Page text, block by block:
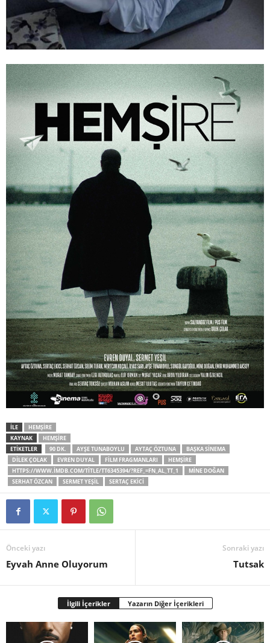
İLE
HEMŞIRE
KAYNAK
HEMŞIRE
ETİKETLER
90 DK. AYŞE TUNABOYLU AYTAÇ ÖZTUNA
BAŞKA SİNEMA
DILEK ÇOLAK
EVREN DUYAL FILM FRAGMANLARI
HEMŞIRE
HTTPS://WWW.IMDB.COM/TITLE/TT6345394/?REF_=FN_AL_TT_1
MINE DOĞAN
SERHAT ÖZCAN
SERMET YEŞIL SERTAÇ EKICI
Önceki yazı
Eyvah Anne Oluyorum
Sonraki yazı
Tutsak
İlgili İçerikler Yazarın Diğer İçerikleri